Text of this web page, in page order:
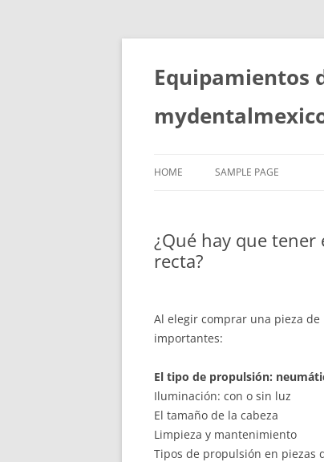
Skip
Equipamientos
HOME SAMPLE PAGE
¿Qué hay que
recta?
Al elegir comprar una pieza
importantes:
El tipo de propulsión:
Iluminación: con o sin luz
El tamaño de la cabeza
Limpieza y mantenimiento
Tipos de propulsión en piezas